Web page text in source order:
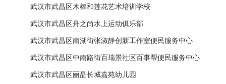
武汉市武昌区木棒和莲花艺术培训学校
武汉市武昌区舟之尚水上运动俱乐部
武汉市武昌区南湖街张淑静创新工作室便民服务中心
武汉市武昌区中南路街百瑞景社区百事帮便民服务中心
武汉市武昌区丽晶长城嘉苑幼儿园